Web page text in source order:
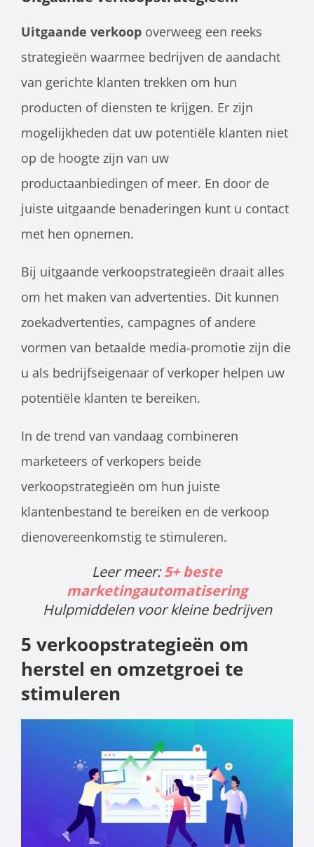
Uitgaande verkoop overweeg een reeks
strategieën waarmee bedrijven de aandacht
van gerichte klanten trekken om hun
producten of diensten te krijgen. Er zijn
mogelijkheden dat uw potentiële klanten niet
op de hoogte zijn van uw
productaanbiedingen of meer. En door de
juiste uitgaande benaderingen kunt u contact
met hen opnemen.
Bij uitgaande verkoopstrategieën draait alles
om het maken van advertenties. Dit kunnen
zoekadvertenties, campagnes of andere
vormen van betaalde media-promotie zijn die
u als bedrijfseigenaar of verkoper helpen uw
potentiële klanten te bereiken.
In de trend van vandaag combineren
marketeers of verkopers beide
verkoopstrategieën om hun juiste
klantenbestand te bereiken en de verkoop
dienovereenkomstig te stimuleren.
Leer meer:5+ beste
marketingautomatisering
Hulpmiddelen voor kleine bedrijven
5 verkoopstrategieën om
herstel en omzetgroei te
stimuleren